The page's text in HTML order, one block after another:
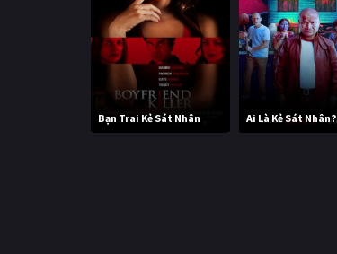
Bạn Trai Kẻ Sát Nhân Ai Là Kẻ Sát Nhân?